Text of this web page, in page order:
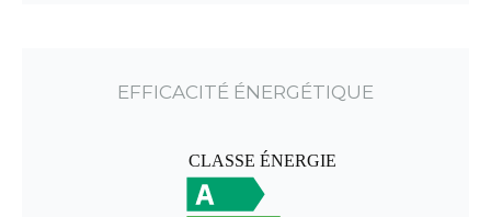
EFFICACITÉ ÉNERGÉTIQUE